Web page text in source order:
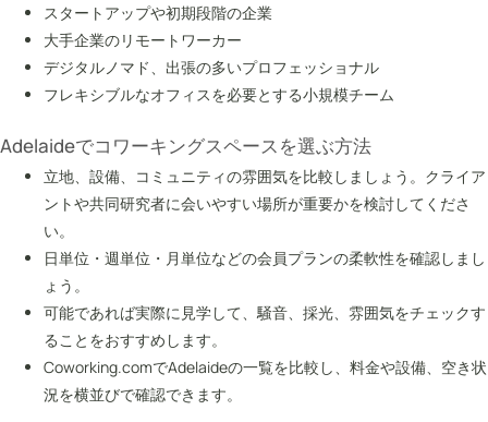
スタートアップや初期段階の企業
大手企業のリモートワーカー
デジタルノマド、出張の多いプロフェッショナル
フレキシブルなオフィスを必要とする小規模チーム
Adelaideでコワーキングスペースを選ぶ方法
立地、設備、コミュニティの雰囲気を比較しましょう。クライア
ントや共同研究者に会いやすい場所が重要かを検討してくださ
い。
日単位・週単位・月単位などの会員プランの柔軟性を確認しまし
ょう。
可能であれば実際に見学して、騒音、採光、雰囲気をチェックす
ることをおすすめします。
Coworking.comでAdelaideの一覧を比較し、料金や設備、空き状
況を横並びで確認できます。